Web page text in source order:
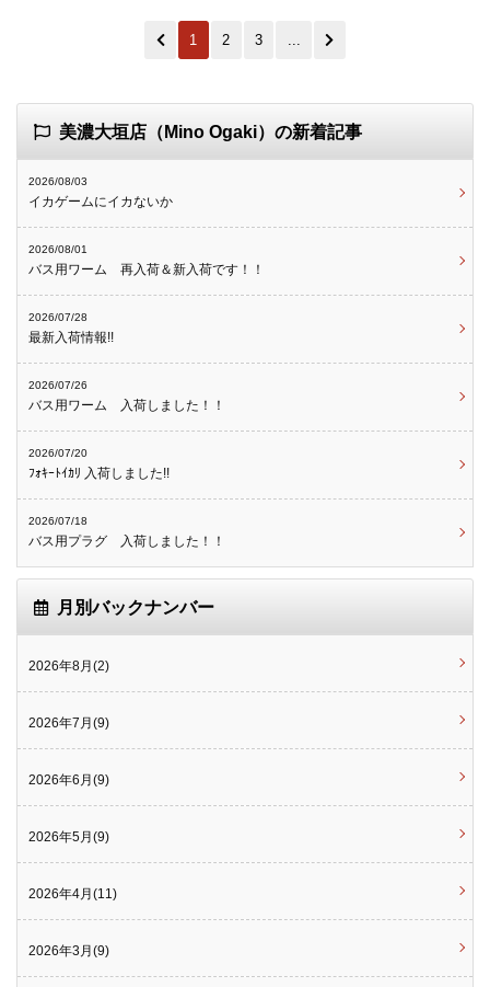
1 2 3 ...
美濃大垣店（Mino Ogaki）の新着記事
2026/08/03
イカゲームにイカないか
2026/08/01
バス用ワーム 再入荷＆新入荷です！！
2026/07/28
最新入荷情報!!
2026/07/26
バス用ワーム 入荷しました！！
2026/07/20
ﾌｫｷｰﾄｲｶﾘ 入荷しました!!
2026/07/18
バス用プラグ 入荷しました！！
月別バックナンバー
2026年8月(2)
2026年7月(9)
2026年6月(9)
2026年5月(9)
2026年4月(11)
2026年3月(9)